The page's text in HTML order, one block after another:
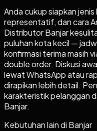
Anda cukup siapkan
representatif, dan cara
Distributor Banjar
puluhan kota kecil —
konfirmasi terima masih
double order. Diskusi
lewat WhatsApp atau
dirapikan lebih detail.
karakteristik pelanggan
Banjar.
Kebutuhan lain di Banjar